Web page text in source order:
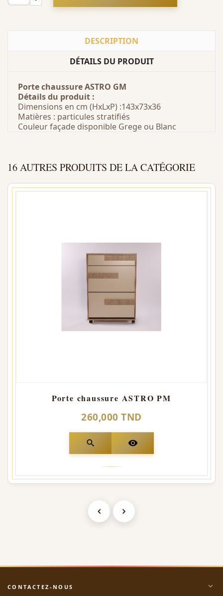
DESCRIPTION
DÉTAILS DU PRODUIT
Porte chaussure ASTRO GM
Détails du produit :
Dimensions en cm (HxLxP) :143x73x36
Matières : particules stratifiés
Couleur façade disponible Grege ou Blanc
16 AUTRES PRODUITS DE LA CATÉGORIE
Porte chaussure ASTRO PM
260,000 TND
search visibility
CONTACTEZ-NOUS expand_more